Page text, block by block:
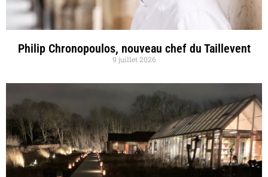
Philip Chronopoulos, nouveau chef du Taillevent
9 juillet 2026